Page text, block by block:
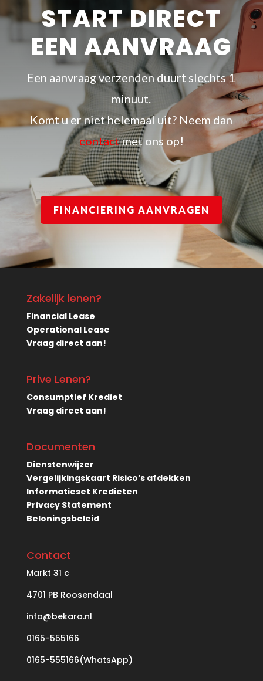
START DIRECT
EEN AANVRAAG
Een aanvraag verzenden duurt slechts 1
minuut.
Komt u er niet helemaal uit? Neem dan
contactmet ons op!
FINANCIERING AANVRAGEN
Zakelijk lenen?
Financial Lease
Operational Lease
Vraag direct aan!
Prive Lenen?
Consumptief Krediet
Vraag direct aan!
Documenten
Dienstenwijzer
Vergelijkingskaart Risico’s afdekken
Informatieset Kredieten
Privacy Statement
Beloningsbeleid
Contact
Markt 31 c
4701 PB Roosendaal
info@bekaro.nl
0165-555166
0165-555166(WhatsApp)